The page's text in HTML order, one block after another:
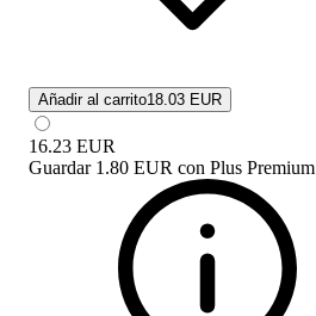
Añadir al carrito18.03 EUR
16.23 EUR
Guardar 1.80 EUR con Plus Premium